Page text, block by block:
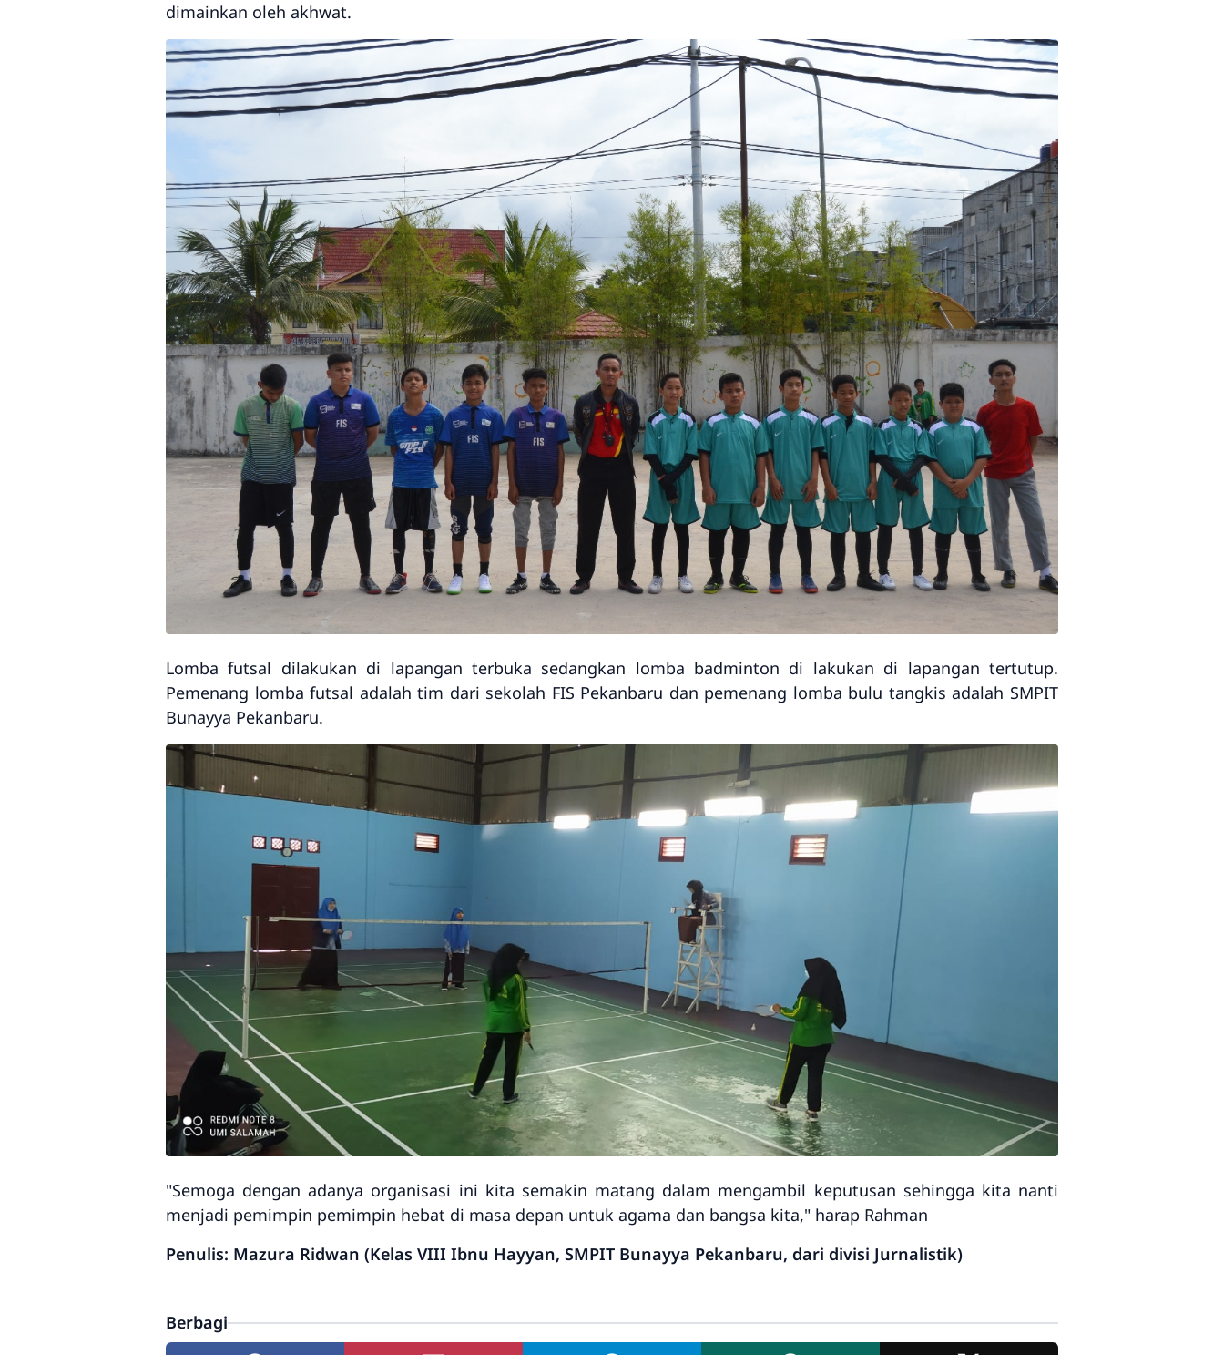
dimainkan oleh akhwat.
Lomba futsal dilakukan di lapangan terbuka sedangkan lomba badminton di lakukan di lapangan tertutup.
Pemenang lomba futsal adalah tim dari sekolah FIS Pekanbaru dan pemenang lomba bulu tangkis adalah SMPIT
Bunayya Pekanbaru.
"Semoga dengan adanya organisasi ini kita semakin matang dalam mengambil keputusan sehingga kita nanti
menjadi pemimpin pemimpin hebat di masa depan untuk agama dan bangsa kita," harap Rahman
Penulis: Mazura Ridwan (Kelas VIII Ibnu Hayyan, SMPIT Bunayya Pekanbaru, dari divisi Jurnalistik)
Berbagi